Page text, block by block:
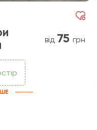
від 75 грн